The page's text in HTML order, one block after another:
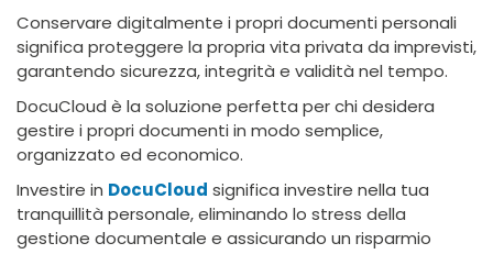
Conservare digitalmente i propri documenti personali
significa proteggere la propria vita privata da imprevisti,
garantendo sicurezza, integrità e validità nel tempo.
DocuCloud è la soluzione perfetta per chi desidera
gestire i propri documenti in modo semplice,
organizzato ed economico.
Investire in DocuCloud significa investire nella tua
tranquillità personale, eliminando lo stress della
gestione documentale e assicurando un risparmio